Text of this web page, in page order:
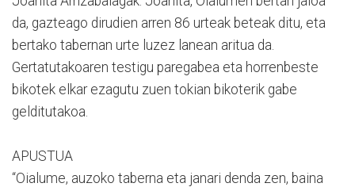
da, gazteago dirudien arren 86 urteak beteak ditu, eta
bertako tabernan urte luzez lanean aritua da.
Gertatutakoaren testigu paregabea eta horrenbeste
bikotek elkar ezagutu zuen tokian bikoterik gabe
gelditutakoa.
APUSTUA
“Oialume, auzoko taberna eta janari denda zen, baina